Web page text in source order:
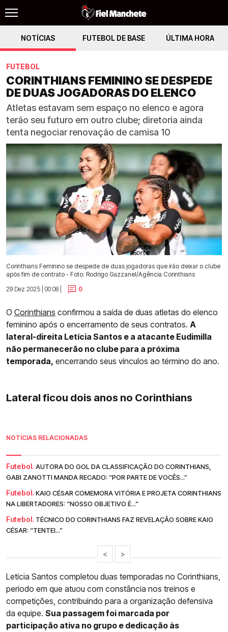
NOTÍCIAS FUTEBOL DE BASE ÚLTIMA HORA
FUTEBOL
CORINTHIANS FEMININO SE DESPEDE
DE DUAS JOGADORAS DO ELENCO
Atletas estavam sem espaço no elenco e agora
terão seu futuro em outro clube; diretoria ainda
tenta negociar renovação de camisa 10
Corinthians Feminino se despede de duas jogadoras que irão deixar o clube
após fim de contrato - Foto: Rodrigo Gazzanel/Agência Corinthians
29 Dez 2025 | 00:08 |
0
O Corinthians confirmou a saída de duas atletas do elenco
feminino após o encerramento de seus contratos. A
lateral-direita Letícia Santos e a atacante Eudimilla
não permanecerão no clube para a próxima
temporada, encerrando seus vínculos ao término do ano.
Lateral ficou dois anos no Corinthians
NOTÍCIAS RELACIONADAS
Futebol. AUTORA DO GOL DA CLASSIFICAÇÃO DO CORINTHIANS,
GABI ZANOTTI MANDA RECADO: “POR PARTE DE VOCÊS...”
Futebol. KAIO CÉSAR COMEMORA VITÓRIA E PROJETA CORINTHIANS
NA LIBERTADORES: “NOSSO OBJETIVO É...”
Futebol. TÉCNICO DO CORINTHIANS FAZ REVELAÇÃO SOBRE KAIO
CÉSAR: “TENTEI...”
< >
Letícia Santos completou duas temporadas no Corinthians,
período em que atuou com constância nos treinos e
competições, contribuindo para a organização defensiva
da equipe. Sua passagem foi marcada por
participação ativa no grupo e dedicação às